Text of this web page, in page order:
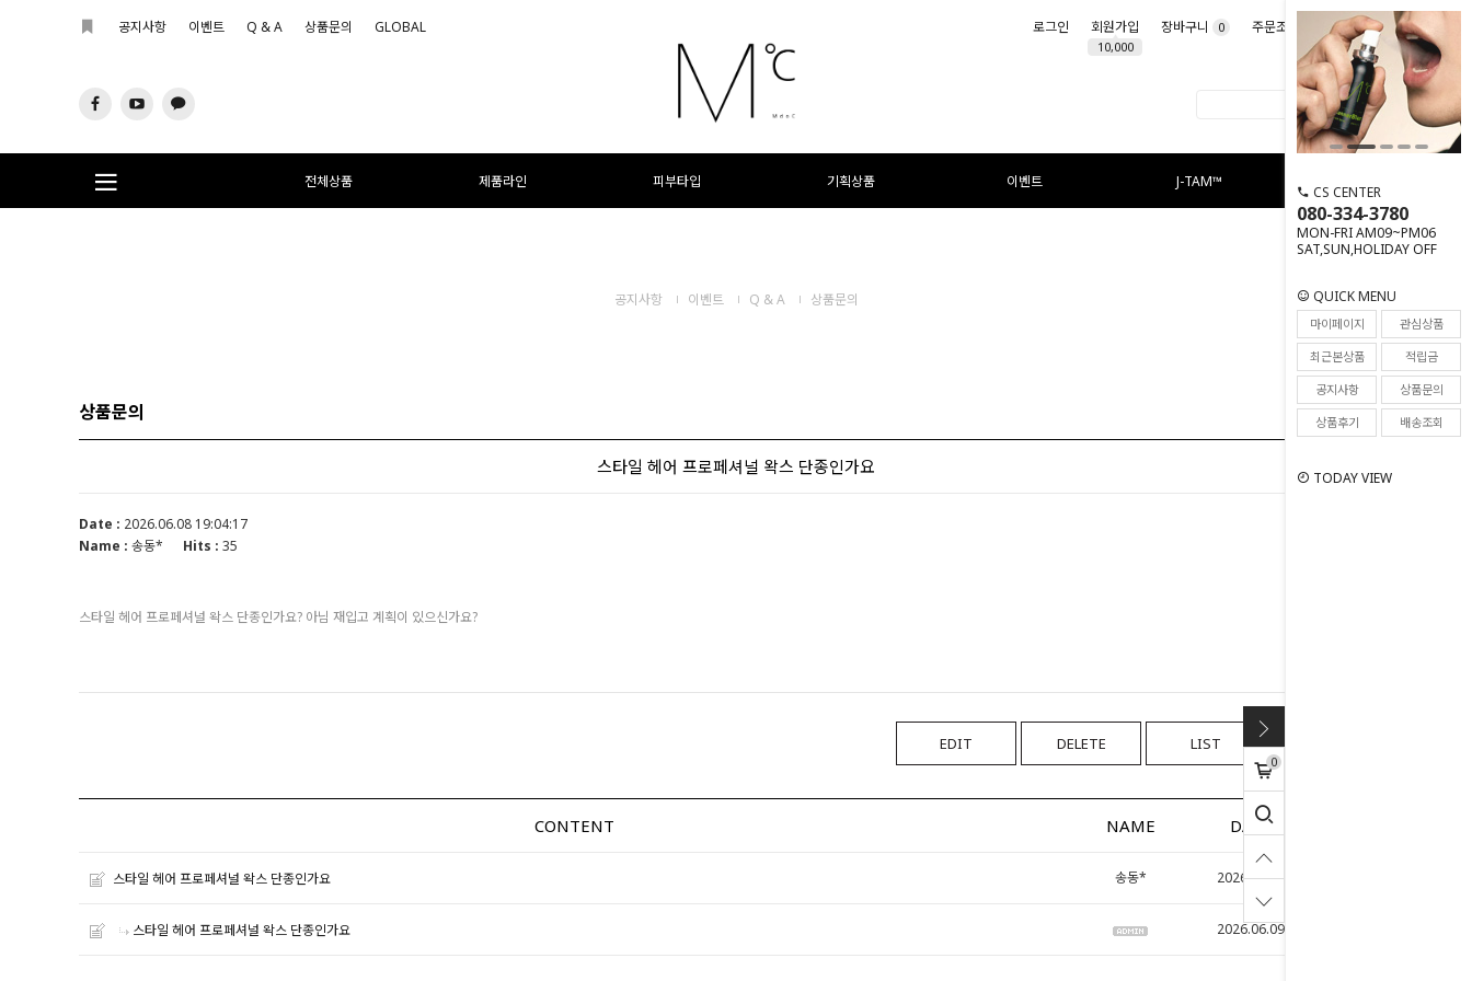
공지사항 이벤트 Q & A 상품문의 GLOBAL 로그인 회원가입
10,000
장바구니 0 주문조회 마이페이지
전체상품 제품라인 피부타입 기획상품 이벤트 J-TAM™
CS CENTER
080-334-3780
MON-FRI AM09~PM06
SAT,SUN,HOLIDAY OFF
QUICK MENU
마이페이지
관심상품
최근본상품
적립금
공지사항
상품문의
상품후기
배송조회
TODAY VIEW
0
공지사항 이벤트 Q & A 상품문의
상품문의
스타일 헤어 프로페셔널 왁스 단종인가요
Date : 2026.06.08 19:04:17
Name : 송동* Hits : 35
스타일 헤어 프로페셔널 왁스 단종인가요? 아님 재입고 계획이 있으신가요?
EDIT DELETE LIST
CONTENT NAME DATE
스타일 헤어 프로페셔널 왁스 단종인가요 송동* 2026.06.08
스타일 헤어 프로페셔널 왁스 단종인가요 2026.06.09